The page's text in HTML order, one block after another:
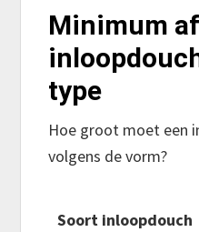
Minimum
type
Hoe groot moet een
volgens de vorm?
Soort inloopdouch